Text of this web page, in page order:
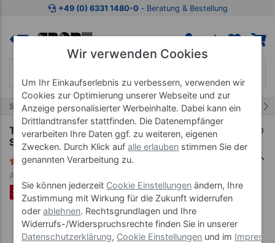
Zum Kaufbereich springen Zur Produktbeschreibung
+49 (0) 6331 1480-0 ‐ Beratung & Bestellung
Start Balanceartikel Balance & Therapie 67/115
Togu Balance Board 3er-Set, 3
Schwierigkeitsstufen
3 Bewertungen
Art-Nr. 03323
SET %
Wir verwenden Cookies
Um Ihr Einkaufserlebnis zu verbessern, verwenden wir
Cookies zur Optimierung unserer Webseite und zur
Anzeige personalisierter Werbeinhalte. Dabei kann ein
Drittlandtransfer stattfinden. Die Datenempfänger
verarbeiten Ihre Daten ggf. zu weiteren, eigenen
Zwecken. Durch Klick aufalle erlauben stimmen Sie der
genannten Verarbeitung zu.
Sie können jederzeit Cookie Einstellungen ändern, Ihre
Zustimmung mit Wirkung für die Zukunft widerrufen
oderablehnen. Rechtsgrundlagen und Ihre
Widerrufs-/Widerspruchsrechte finden Sie in unserer
Datenschutzerklärung, Cookie Einstellungen und im